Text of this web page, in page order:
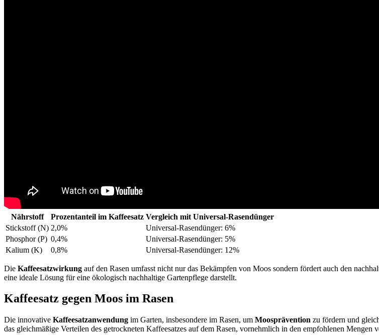
Nährstoff Prozentanteil im Kaffeesatz Vergleich mit Universal-Rasendünger
Stickstoff (N) 2,0%
Universal-Rasendünger: 6%
Phosphor (P) 0,4%
Universal-Rasendünger: 5%
Kalium (K)
0,8% Universal-Rasendünger: 12%
Die Kaffeesatzwirkung auf den Rasen umfasst nicht nur das Bekämpfen von Moos sondern fördert auch den
eine ideale Lösung für eine ökologisch nachhaltige Gartenpflege darstellt.
Kaffeesatz gegen Moos im Rasen
Die innovative Kaffeesatzanwendung im Garten, insbesondere im Rasen, um Moosprävention zu fördern und
das gleichmäßige Verteilen des getrockneten Kaffeesatzes auf dem Rasen, vornehmlich in den empfohlenen